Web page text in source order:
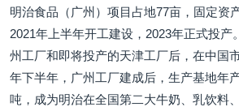
明治食品（广州）项目占地77亩，固定资
2021年上半年开工建设，2023年正式投产
州工厂和即将投产的天津工厂后，在中国
年下半年，广州工厂建成后，生产基地年
吨，成为明治在全国第二大牛奶、乳饮料